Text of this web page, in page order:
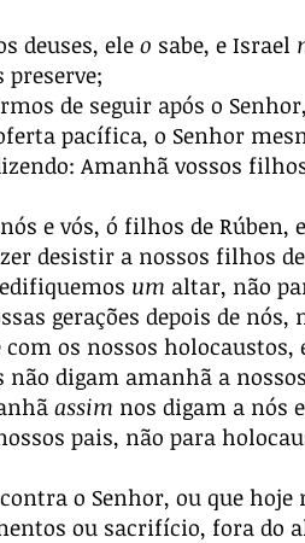
deuses, ele o sabe, e Israel
de seguir após o
pacífica, o Senhor
Amanhã vossos
e vós, ó filhos de Rúben,
desistir a nossos filhos
um altar, não
gerações depois de nós,
os nossos
não digam amanhã a
assim nos digam a nós
pais, não para
o Senhor, ou que hoje
ou sacrifício, fora do